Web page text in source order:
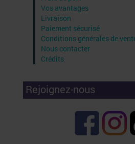
Vos avantages
Livraison
Paiement sécurisé
Conditions générales de
Nous contacter
Crédits
Rejoignez-nous